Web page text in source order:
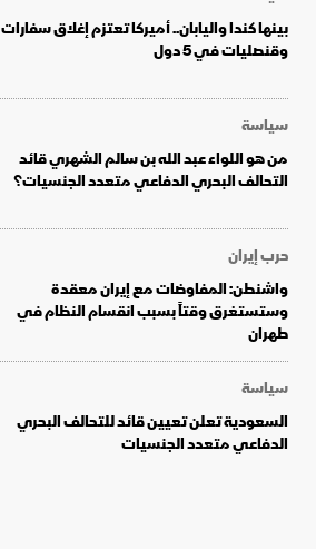
بينها كندا واليابان.. أميركا تعتزم إغلاق سفارات
وقنصليات في 5 دول
سياسة
من هو اللواء عبد الله بن سالم الشهري قائد
التحالف البحري الدفاعي متعدد الجنسيات؟
حرب إيران
واشنطن: المفاوضات مع إيران معقدة
وستستغرق وقتاً بسبب انقسام النظام في
طهران
سياسة
السعودية تعلن تعيين قائد للتحالف البحري
الدفاعي متعدد الجنسيات